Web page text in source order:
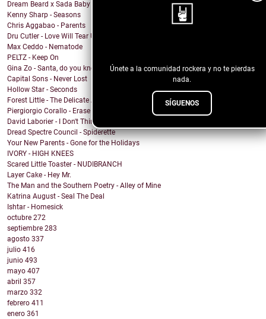
Únete a la comunidad rockera y no te pierdas
nada.
SÍGUENOS
Dream Beard x Sada Baby x Judge & Jury - SPRAY
Kenny Sharp - Seasons
Chris Aggabao - Parents
Dru Cutler - Love Will Tear US Apart (Joy Division...
Max Ceddo - Nematode
PELTZ - Keep On
Gina Zo - Santa, do you know?
Capital Sons - Never Lost
Hollow Star - Seconds
Forest Little - The Delicate Art of Reflection (Th...
Piergiorgio Corallo - Erase her name
David Laborier - I Don't Think So
Dread Spectre Council - Spiderette
Your New Parents - Gone for the Holidays
IVORY - HIGH KNEES
Scared Little Toaster - NUDIBRANCH
Layer Cake - Hey Mr.
The Man and the Southern Poetry - Alley of Mine
Katrina August - Seal The Deal
Ishtar - Homesick
octubre 272
septiembre 283
agosto 337
julio 416
junio 493
mayo 407
abril 357
marzo 332
febrero 411
enero 361